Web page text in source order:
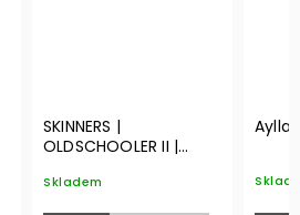
SKINNERS |
OLDSCHOOLER II |
Skladem
Aylla